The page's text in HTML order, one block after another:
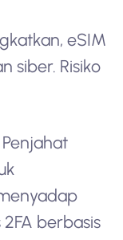
eSIM
siber. Risiko
Penjahat
berbasis